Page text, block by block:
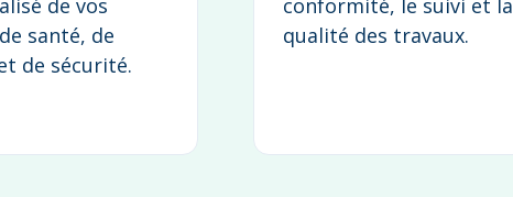
de vos
santé, de
de sécurité.
conformité, le suivi et la
qualité des travaux.